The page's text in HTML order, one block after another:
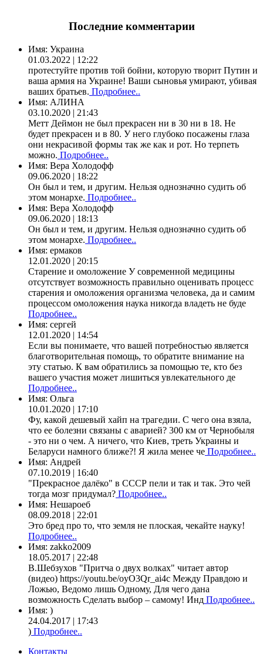
Последние комментарии
Имя: Украина
01.03.2022 | 12:22
протестуйте против той бойни, которую творит Путин и
ваша армия на Украине! Ваши сыновья умирают, убивая
ваших братьев. Подробнее..
Имя: АЛИНА
03.10.2020 | 21:43
Метт Деймон не был прекрасен ни в 30 ни в 18. Не
будет прекрасен и в 80. У него глубоко посажены глаза
они некрасивой формы так же как и рот. Но терпеть
можно. Подробнее..
Имя: Вера Холодофф
09.06.2020 | 18:22
Он был и тем, и другим. Нельзя однозначно судить об
этом монархе. Подробнее..
Имя: Вера Холодофф
09.06.2020 | 18:13
Он был и тем, и другим. Нельзя однозначно судить об
этом монархе. Подробнее..
Имя: ермаков
12.01.2020 | 20:15
Старение и омоложение У современной медицины
отсутствует возможность правильно оценивать процесс
старения и омоложения организма человека, да и самим
процессом омоложения наука никогда владеть не буде
Подробнее..
Имя: сергей
12.01.2020 | 14:54
Если вы понимаете, что вашей потребностью является
благотворительная помощь, то обратите внимание на
эту статью. К вам обратились за помощью те, кто без
вашего участия может лишиться увлекательного де
Подробнее..
Имя: Ольга
10.01.2020 | 17:10
Фу, какой дешевый хайп на трагедии. С чего она взяла,
что ее болезни связаны с аварией? 300 км от Чернобыля
- это ни о чем. А ничего, что Киев, треть Украины и
Беларуси намного ближе?! Я жила менее че Подробнее..
Имя: Андрей
07.10.2019 | 16:40
"Прекрасное далёко" в СССР пели и так и так. Это чей
тогда мозг придумал? Подробнее..
Имя: Нешароеб
08.09.2018 | 22:01
Это бред про то, что земля не плоская, чекайте науку!
Подробнее..
Имя: zakko2009
18.05.2017 | 22:48
В.Шебзухов "Притча о двух волках" читает автор
(видео) https://youtu.be/oyO3Qr_ai4c Между Правдою и
Ложью, Ведомо лишь Одному, Для чего дана
возможность Сделать выбор – самому! Инд Подробнее..
Имя: )
24.04.2017 | 17:43
) Подробнее..
Контакты